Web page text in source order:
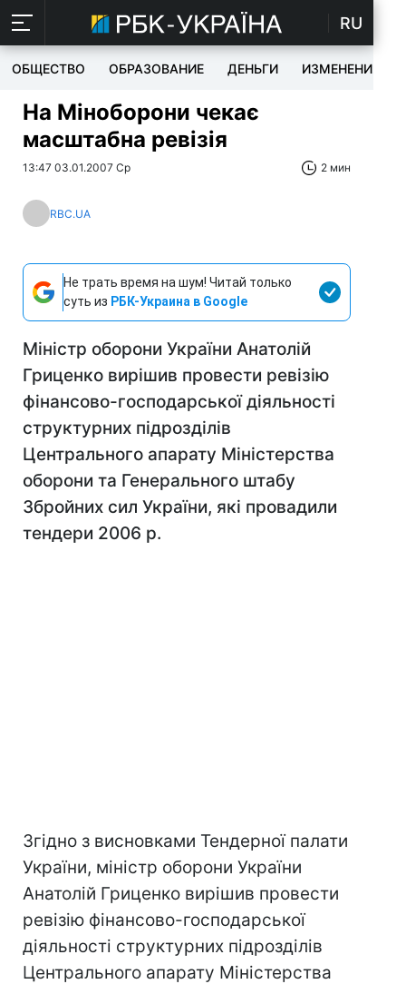
RU
ОБЩЕСТВО ОБРАЗОВАНИЕ ДЕНЬГИ ИЗМЕНЕНИЯ
На Міноборони чекає
масштабна ревізія
13:47 03.01.2007 Ср 2 мин
RBC.UA
Не трать время на шум! Читай только
суть из РБК-Украина в Google
Міністр оборони України Анатолій
Гриценко вирішив провести ревізію
фінансово-господарської діяльності
структурних підрозділів
Центрального апарату Міністерства
оборони та Генерального штабу
Збройних cил України, які провадили
тендери 2006 р.
Згідно з висновками Тендерної палати
України, міністр оборони України
Анатолій Гриценко вирішив провести
ревізію фінансово-господарської
діяльності структурних підрозділів
Центрального апарату Міністерства